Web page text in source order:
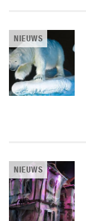
NIEUWS
NIEUWS